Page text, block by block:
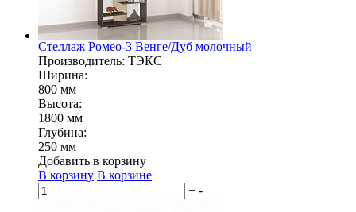
Стеллаж Ромео-3 Венге/Дуб молочный
Производитель: ТЭКС
Ширина:
800 мм
Высота:
1800 мм
Глубина:
250 мм
Добавить в корзину
В корзину В корзине
+ -